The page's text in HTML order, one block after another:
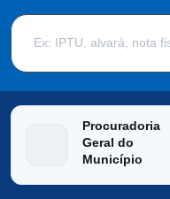
Procuradoria
Geral do
Município